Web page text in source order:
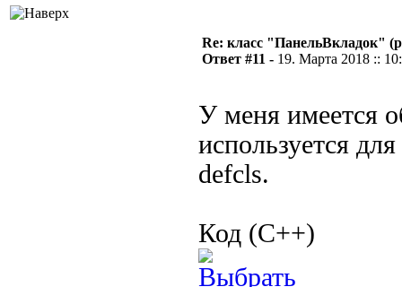
Re: класс "ПанельВкладок"
Ответ #11 - 19. Марта 2018 ::
У меня имеется
используется
defcls.
Код (C++)